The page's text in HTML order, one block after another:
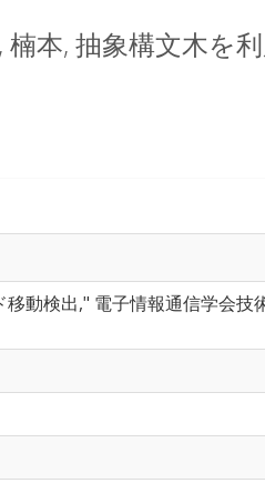
本, 抽象構文木を
動検出," 電子情報通信学会技